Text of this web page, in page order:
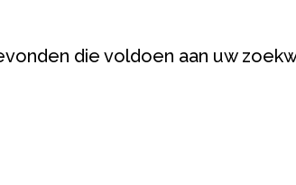
die voldoen aan uw